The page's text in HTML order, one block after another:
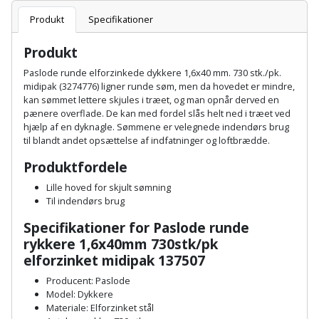
Fugtsikring
Garageport
Gelænder
Gips
Hardieplank
brædder
Hemsestige
Isolering
Komposit
Fugepistol
skumpistol
Gevindskærer
Gipsværktøj
Glasløfter
Glasskærer
Hæftepistol
og
hammer
Betonsliber
Bindemaskine
Bits
Bor
Bordrundsav
Bore-
og
skruemaskine
Borehammer
Boremaskinetilbehør
Motorenhed
Motorsav
og
kædesav
Motorsav
og
kædesav
tilbehør
Pælebor
Plæneklipper
Plæneklipper
tilbehør
Brænde
Brændeovn
Brandslukker
Brugskunst
Damprengøring
Dørmåtte
Dørrist
Drivhus
og
afrensning
Spartelmasse
til
væg
Tape
Rør
fittings
Stålvask
Ventilation
og
Guides
Gaveideer
Aktiviteter
Produkt Specifikationer
Produkt
Paslode runde elforzinkede dykkere 1,6x40 mm. 730 stk./pk.
midipak (3274776) ligner runde søm, men da hovedet er mindre,
kan sømmet lettere skjules i træet, og man opnår derved en
pænere overflade. De kan med fordel slås helt ned i træet ved
hjælp af en dyknagle. Sømmene er velegnede indendørs brug
til blandt andet opsættelse af indfatninger og loftbrædde.
Produktfordele
Lille hoved for skjult sømning
Til indendørs brug
Specifikationer for Paslode runde
rykkere 1,6x40mm 730stk/pk
elforzinket midipak 137507
Producent: Paslode
Model: Dykkere
Materiale: Elforzinket stål